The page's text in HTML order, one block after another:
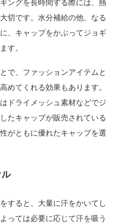
ングを長時間する際には、熱
切です。水分補給の他、なる
、キャップをかぶってジョギ
す。
で、ファッションアイテムと
めてくれる効果もあります。
ドライメッシュ素材などでジ
たキャップが販売されている
がともに優れたキャップを選
すると、大量に汗をかいてし
っては必要に応じて汗を吸う